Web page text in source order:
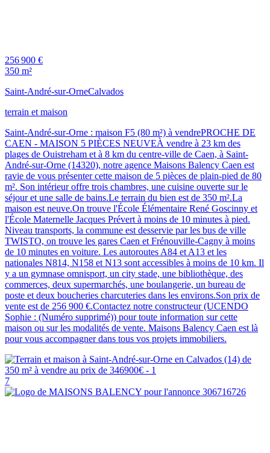
256 900 €
350 m²
Saint-André-sur-OrneCalvados
terrain et maison
Saint-André-sur-Orne : maison F5 (80 m²) à vendrePROCHE DE
CAEN - MAISON 5 PIÈCES NEUVEÀ vendre à 23 km des
plages de Ouistreham et à 8 km du centre-ville de Caen, à Saint-
André-sur-Orne (14320), notre agence Maisons Balency Caen est
ravie de vous présenter cette maison de 5 pièces de plain-pied de 80
m². Son intérieur offre trois chambres, une cuisine ouverte sur le
séjour et une salle de bains.Le terrain du bien est de 350 m².La
maison est neuve.On trouve l'École Élémentaire René Goscinny et
l'École Maternelle Jacques Prévert à moins de 10 minutes à pied.
Niveau transports, la commune est desservie par les bus de ville
TWISTO, on trouve les gares Caen et Frénouville-Cagny à moins
de 10 minutes en voiture. Les autoroutes A84 et A13 et les
nationales N814, N158 et N13 sont accessibles à moins de 10 km. Il
y a un gymnase omnisport, un city stade, une bibliothèque, des
commerces, deux supermarchés, une boulangerie, un bureau de
poste et deux boucheries charcuteries dans les environs.Son prix de
vente est de 256 900 €.Contactez notre constructeur (UCENDO
Sophie : (Numéro supprimé)) pour toute information sur cette
maison ou sur les modalités de vente. Maisons Balency Caen est là
pour vous accompagner dans tous vos projets immobiliers.
7